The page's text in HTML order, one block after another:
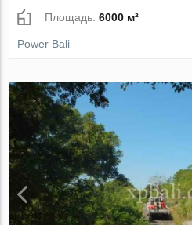
Площадь:6000 м²
Power Bali